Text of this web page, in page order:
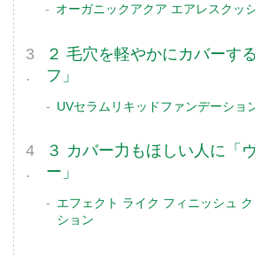
オーガニックアクア エアレスクッ
２ 毛穴を軽やかにカバーす
フ」
UVセラムリキッドファンデーショ
３ カバー力もほしい人に「
ー」
エフェクト ライク フィニッシュ
ション